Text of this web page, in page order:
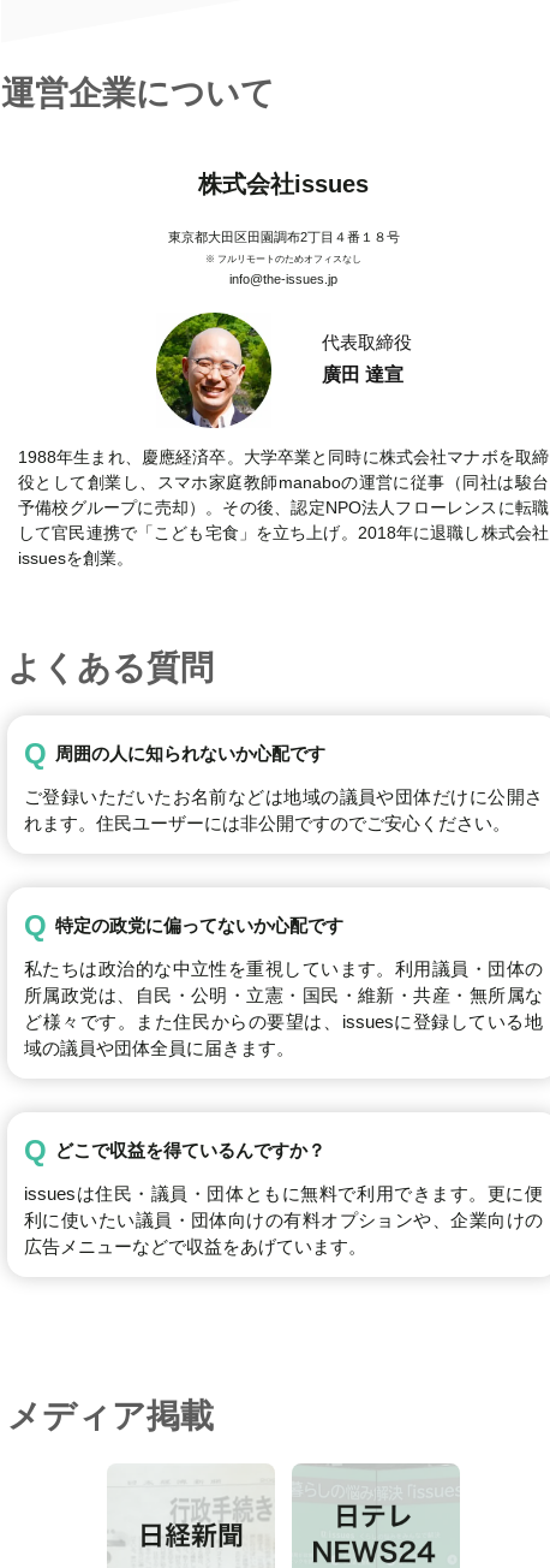
運営企業について
株式会社issues
東京都大田区田園調布2丁目４番１８号
※ フルリモートのためオフィスなし
info@the-issues.jp
代表取締役
廣田 達宣
1988年生まれ、慶應経済卒。大学卒業と同時に株式会社マナボを取締
役として創業し、スマホ家庭教師manaboの運営に従事（同社は駿台
予備校グループに売却）。その後、認定NPO法人フローレンスに転職
して官民連携で「こども宅食」を立ち上げ。2018年に退職し株式会社
issuesを創業。
よくある質問
Q 周囲の人に知られないか心配です
ご登録いただいたお名前などは地域の議員や団体だけに公開さ
れます。住民ユーザーには非公開ですのでご安心ください。
Q 特定の政党に偏ってないか心配です
私たちは政治的な中立性を重視しています。利用議員・団体の
所属政党は、自民・公明・立憲・国民・維新・共産・無所属な
ど様々です。また住民からの要望は、issuesに登録している地
域の議員や団体全員に届きます。
Q どこで収益を得ているんですか？
issuesは住民・議員・団体ともに無料で利用できます。更に便
利に使いたい議員・団体向けの有料オプションや、企業向けの
広告メニューなどで収益をあげています。
メディア掲載